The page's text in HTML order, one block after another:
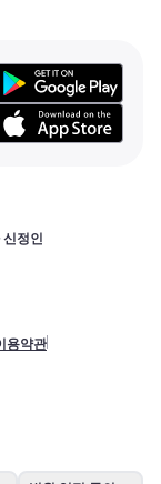
정인
용약관